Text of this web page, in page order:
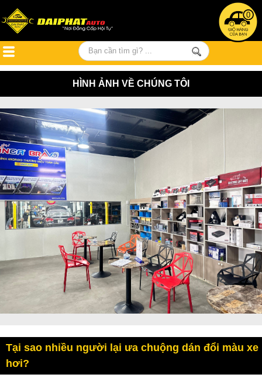
0
HÌNH ẢNH VỀ CHÚNG TÔI
Tại sao nhiều người lại ưa chuộng dán đổi màu xe
hơi?